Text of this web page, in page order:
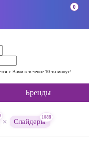
с Вами в течение 10-ти минут!
0
Бренды
× Слайдеры
1088